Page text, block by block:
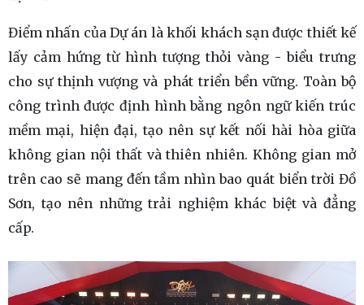
Điểm nhấn của Dự án là khối khách sạn được thiết kế
lấy cảm hứng từ hình tượng thỏi vàng - biểu trưng
cho sự thịnh vượng và phát triển bền vững. Toàn bộ
công trình được định hình bằng ngôn ngữ kiến trúc
mềm mại, hiện đại, tạo nên sự kết nối hài hòa giữa
không gian nội thất và thiên nhiên. Không gian mở
trên cao sẽ mang đến tầm nhìn bao quát biển trời Đồ
Sơn, tạo nên những trải nghiệm khác biệt và đẳng
cấp.